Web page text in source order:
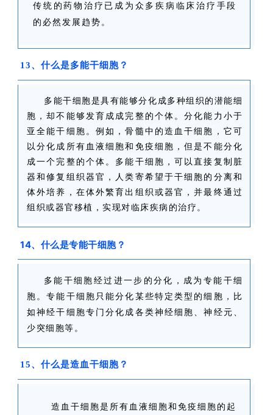
传统的药物治疗已成为众多疾病临床治疗手段
的必然发展趋势。
13、什么是多能干细胞？
多能干细胞是具有能够分化成多种组织的潜能细
胞，却不能够发育成成完整的个体。分化能力小于
亚全能干细胞。例如，骨髓中的造血干细胞，它可
以分化成所有血液细胞和免疫细胞，但是不能分化
成一个完整的个体。多能干细胞，可以直接复制脏
器和修复组织器官，人类寄希望于干细胞的分离和
体外培养，在体外繁育出组织或器官，并最终通过
组织或器官移植，实现对临床疾病的治疗。
14、什么是专能干细胞？
多能干细胞经过进一步的分化，成为专能干细
胞。专能干细胞只能分化某些特定类型的细胞，比
如神经干细胞专门分化成各类神经细胞、神经元、
少突细胞等。
15、什么是造血干细胞？
造血干细胞是所有血液细胞和免疫细胞的起